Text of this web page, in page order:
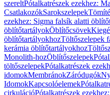
szereltPótalkatrészek ezekhez:
CsatlakozókSarokszelepek
ezekhez: Sigma falsík alatti
öblítőtartályokÖblítőcsövek
öblítőtartályokhozTöltőszelepek
kerámia öblítőtartályokhoz
Monolith-hozÖblítőszelepek
töltőszelepekPótalkatrészek
idomokMembránokZáródugók
IdomokKapcsolóelemek
cirkulációPótalkatrészek